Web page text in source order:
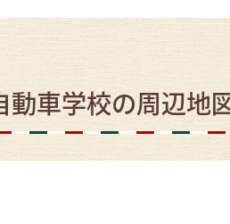
動車学校の周辺地